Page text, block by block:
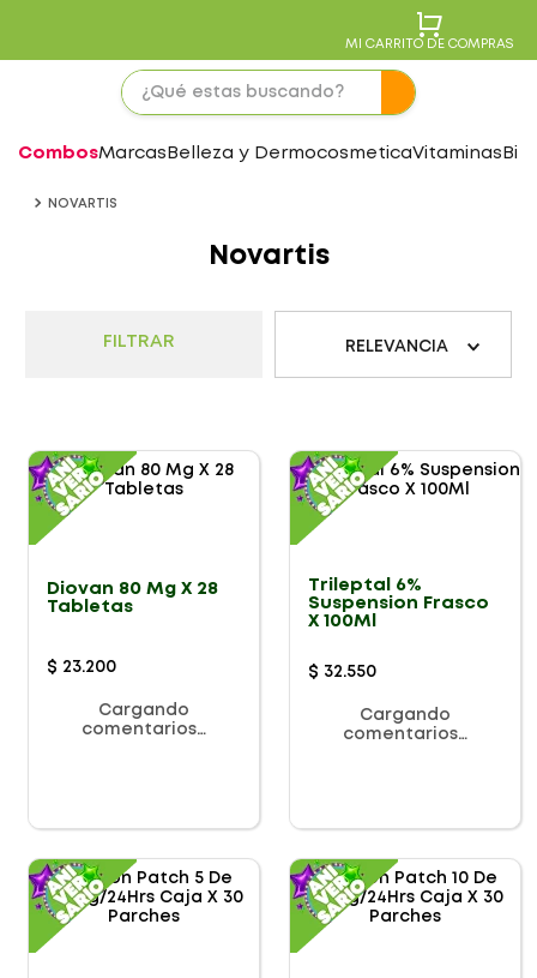
MI CARRITO DE COMPRAS
CombosMarcas Belleza y DermocosmeticaVitaminas
NOVARTIS
Novartis
FILTRAR RELEVANCIA
Diovan 80 Mg X 28
Tabletas
$ 23.200
Cargando
comentarios…
Trileptal 6%
Suspension Frasco
X 100Ml
$ 32.550
Cargando
comentarios…